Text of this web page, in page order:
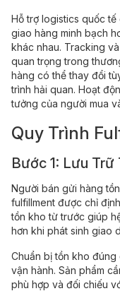
Hỗ trợ logistics quốc
giao hàng minh bạch
khác nhau. Tracking
quan trọng trong
hàng có thể thay đổi
trình hải quan. Hoạt
tưởng của người mua
Quy Trình
Bước 1: Lưu Trữ
Người bán gửi hàng
fulfillment được chỉ
tồn kho từ trước giúp
hơn khi phát sinh giao
Chuẩn bị tồn kho
vận hành. Sản phẩm
phù hợp và đối chiếu